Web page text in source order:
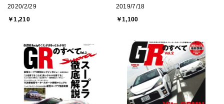
2020/2/29
￥1,210
2019/7/18
￥1,100